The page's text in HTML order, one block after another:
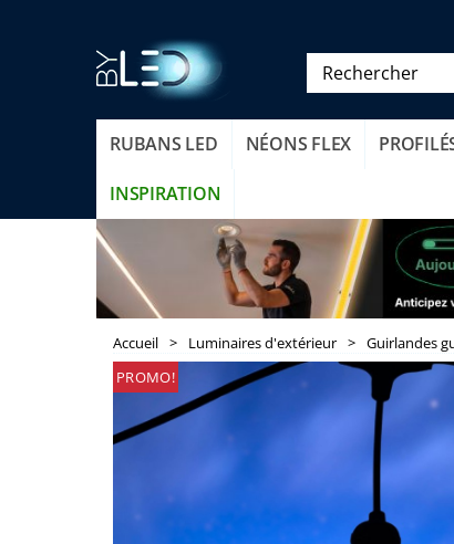
RUBANS LED NÉONS FLEX
INSPIRATION
Accueil > Luminaires d'extérieur > Guirlandes
PROMO!